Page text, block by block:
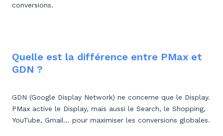
conversions.
Quelle est la différence entre PMax et
GDN ?
GDN (Google Display Network) ne concerne que le Display.
PMax active le Display, mais aussi le Search, le Shopping,
YouTube, Gmail… pour maximiser les conversions globales.